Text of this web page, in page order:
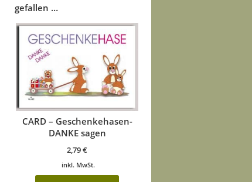
gefallen …
CARD – Geschenkehasen-
DANKE sagen
2,79€
inkl. MwSt.